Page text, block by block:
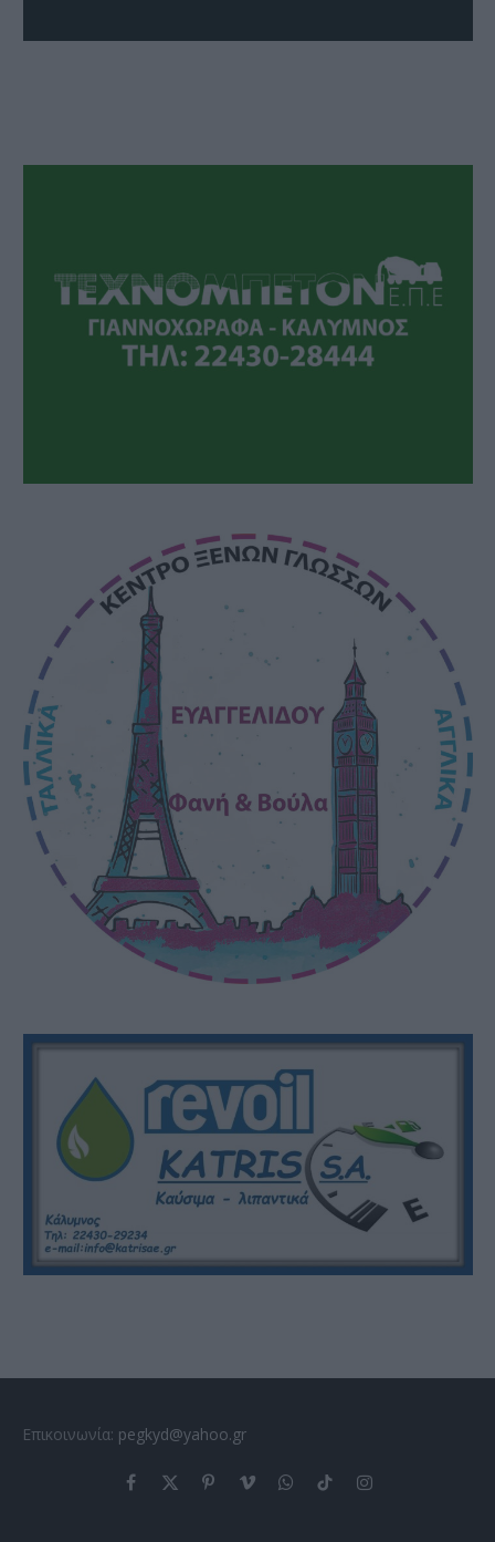
Επικοινωνία: pegkyd@yahoo.gr
Facebook
X
PinterestVimeoWhatsApp
TikTokInstagram